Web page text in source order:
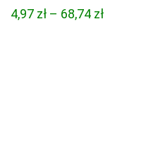
4,97 zł – 68,74 złZakres